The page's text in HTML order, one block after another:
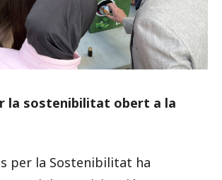
la sostenibilitat obert a la
per la Sostenibilitat ha